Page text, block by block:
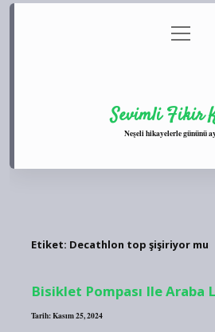
Gizlilik Politikası
menüyü
aç
Sevimli Fikir
Neşeli hikayelerle gününü
Etiket: Decathlon top şişiriyor mu
Bisiklet Pompası Ile Araba
Tarih: Kasım 25, 2024